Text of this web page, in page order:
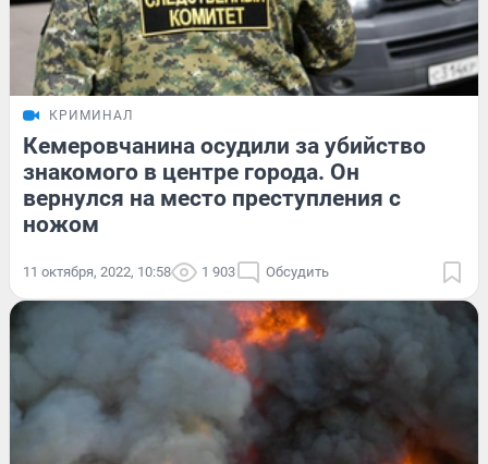
КРИМИНАЛ
Кемеровчанина осудили за убийство
знакомого в центре города. Он
вернулся на место преступления с
ножом
11 октября, 2022, 10:58 1 903 Обсудить